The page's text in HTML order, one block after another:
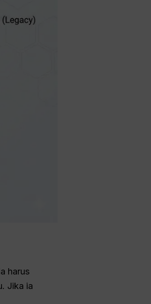
harus
Jika ia